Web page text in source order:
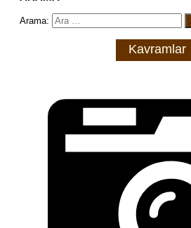
Arama:
Kavramlar